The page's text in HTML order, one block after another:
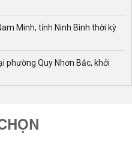
Minh, tỉnh Ninh Bình thời kỳ
phường Quy Nhơn Bắc, khởi